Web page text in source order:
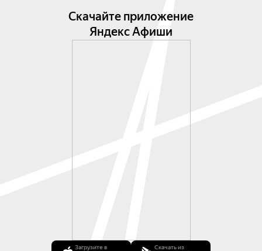
Скачайте приложение
Яндекс Афиши
Загрузите в Скачать из